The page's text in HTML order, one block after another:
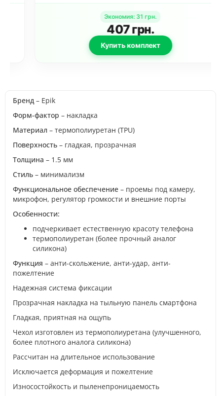
(прозрачный)
Экономия:31грн.
407грн.
Купить комплект
Бренд – Epik
Форм-фактор – накладка
Материал – термополиуретан (TPU)
Поверхность – гладкая, прозрачная
Толщина – 1.5 мм
Стиль – минимализм
Функциональное обеспечение – проемы под камеру,
микрофон, регулятор громкости и внешние порты
Особенности:
подчеркивает естественную красоту телефона
термополиуретан (более прочный аналог
силикона)
Функция – анти-скольжение, анти-удар, анти-
пожелтение
Надежная система фиксации
Прозрачная накладка на тыльную панель смартфона
Гладкая, приятная на ощупь
Чехол изготовлен из термополиуретана (улучшенного,
более плотного аналога силикона)
Рассчитан на длительное использование
Исключается деформация и пожелтение
Износостойкость и пыленепроницаемость